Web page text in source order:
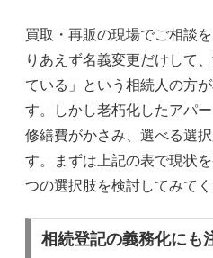
買取・再販の現場でご相談
りあえず名義変更だけして
ている」という相続人の方
す。しかし老朽化したアパ
修繕費がかさみ、選べる選
す。まずは上記の表で現状
つの選択肢を検討してみてく
相続登記の義務化にも